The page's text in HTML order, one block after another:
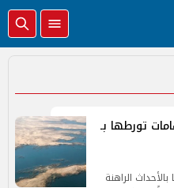
تورطها بـ
الراهنة